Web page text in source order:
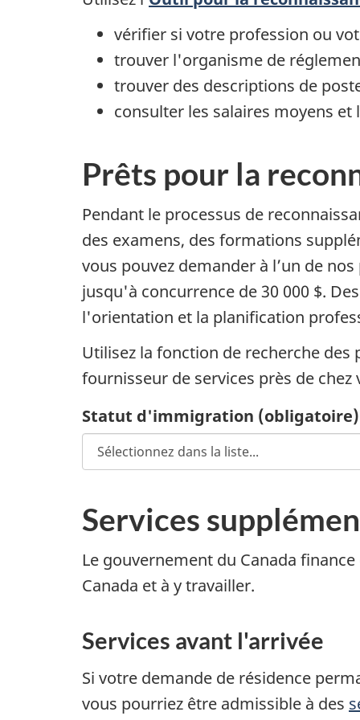
vérifier si votre profession ou
trouver l'organisme de
trouver des descriptions de
consulter les salaires moyens
Prêts pour la
Pendant le processus de
des examens, des formations
vous pouvez demander à l’un de
jusqu'à concurrence de 30 000 $.
l'orientation et la planification
Utilisez la fonction de recherche
fournisseur de services près de chez
Statut d'immigration (obligatoire)
Services
Le gouvernement du Canada
Canada et à y travailler.
Services avant l'arrivée
Si votre demande de résidence
vous pourriez être admissible à des